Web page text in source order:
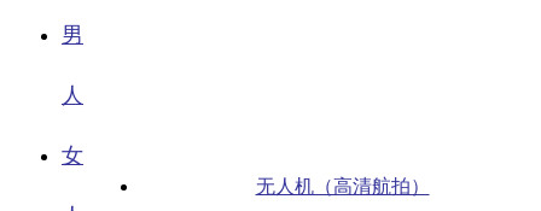
男
人
女
无人机（高清航拍）